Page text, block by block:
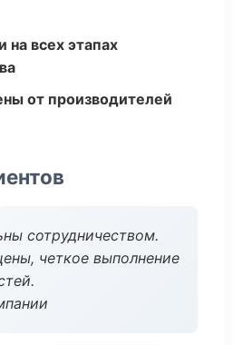
на всех этапах
от производителей
сотрудничеством.
четкое выполнение